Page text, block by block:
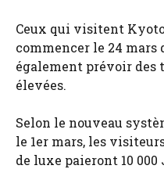
Ceux qui visitent
commencer le 24 mars
également prévoir des
élevées.
Selon le nouveau
le 1er mars, les
de luxe paieront 10 000